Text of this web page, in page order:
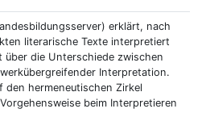
erklärt, nach
literarische Texte interpretiert
über die Unterschiede zwischen
Interpretation.
den hermeneutischen Zirkel
beim Interpretieren